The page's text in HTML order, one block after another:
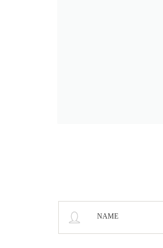
NAME